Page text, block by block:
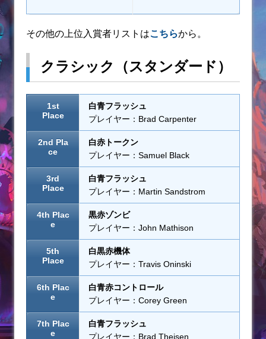
その他の上位入賞者リストはこちらから。
クラシック（スタンダード）
1st
Place
白青フラッシュ
プレイヤー：Brad Carpenter
2nd Pla
ce
白赤トークン
プレイヤー：Samuel Black
3rd
Place
白青フラッシュ
プレイヤー：Martin Sandstrom
4th Plac
e
黒赤ゾンビ
プレイヤー：John Mathison
5th
Place
白黒赤機体
プレイヤー：Travis Oninski
6th Plac
e
白青赤コントロール
プレイヤー：Corey Green
7th Plac
e
白青フラッシュ
プレイヤー：Brad Theisen